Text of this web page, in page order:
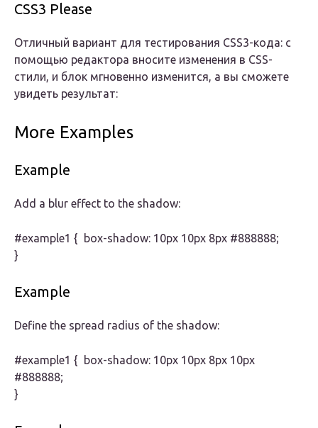
CSS3 Please
Отличный вариант для тестирования CSS3-кода: с
помощью редактора вносите изменения в CSS-
стили, и блок мгновенно изменится, а вы сможете
увидеть результат:
More Examples
Example
Add a blur effect to the shadow:
#example1 { box-shadow: 10px 10px 8px #888888;
}
Example
Define the spread radius of the shadow:
#example1 { box-shadow: 10px 10px 8px 10px
#888888;
}